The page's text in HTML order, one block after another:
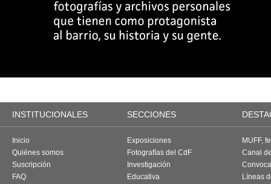
INSTITUCIONALES SECCIONES
Inicio
Quiénes somos
Suscripción
FAQ
Exposiciones
Fotografías del CdF
Investigación
Educativa
MUFF,
Canal
Líneas